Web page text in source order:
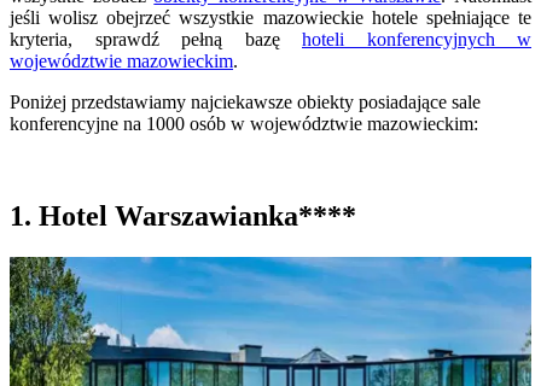
jeśli wolisz obejrzeć wszystkie mazowieckie hotele spełniające te
kryteria, sprawdź pełną bazę hoteli konferencyjnych w
województwie mazowieckim.
Poniżej przedstawiamy najciekawsze obiekty posiadające sale
konferencyjne na 1000 osób w województwie mazowieckim:
1. Hotel Warszawianka****